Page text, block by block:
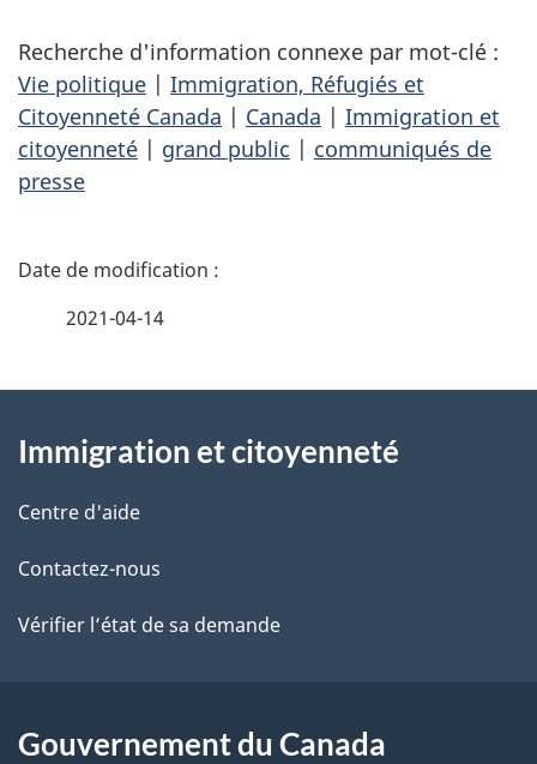
Recherche d'information connexe par mot-clé :
Vie politique | Immigration, Réfugiés et
Citoyenneté Canada | Canada | Immigration et
citoyenneté | grand public | communiqués de
presse
D
i
l
s
d
l
2021-04-14
propos
de
ce
site
Immigration et citoyenneté
Centre d'aide
Contactez-nous
Vérifier l’état de sa demande
Gouvernement du Canada